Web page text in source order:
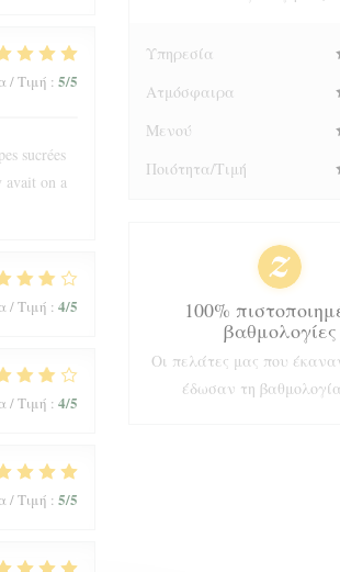
/ Τιμή : 5/5
sucrées
avait on a
/ Τιμή : 4/5
/ Τιμή : 4/5
/ Τιμή : 5/5
Υπηρεσία
Ατμόσφαιρα
Μενού
Ποιότητα/Τιμή
100%
βαθμολογίες
Οι πελάτες μας που
έδωσαν τη